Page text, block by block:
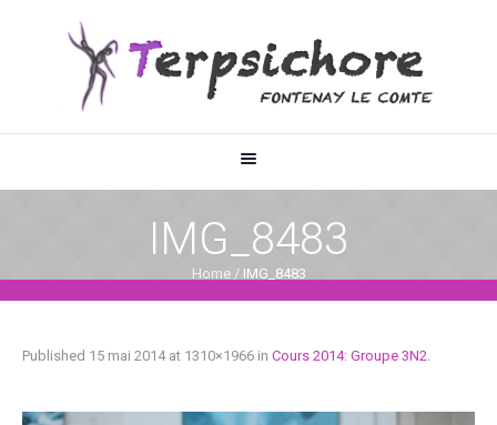
IMG_8483
Home / IMG_8483
Published 15 mai 2014at 1310×1966 in Cours 2014: Groupe 3N2.